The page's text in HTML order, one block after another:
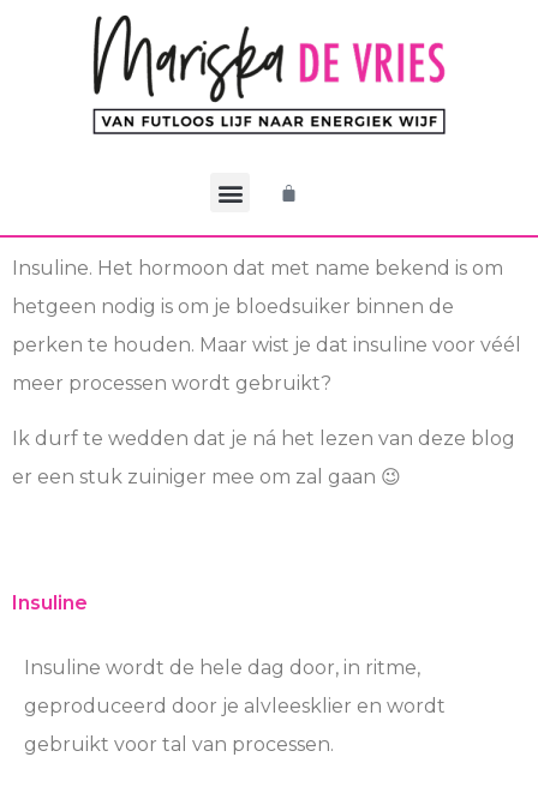
Insuline. Het hormoon dat met name bekend is om
hetgeen nodig is om je bloedsuiker binnen de
perken te houden. Maar wist je dat insuline voor véél
meer processen wordt gebruikt?
Ik durf te wedden dat je ná het lezen van deze blog
er een stuk zuiniger mee om zal gaan 😉
Insuline
Insuline wordt de hele dag door, in ritme,
geproduceerd door je alvleesklier en wordt
gebruikt voor tal van processen.